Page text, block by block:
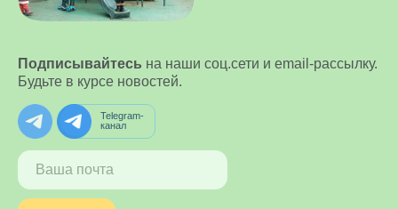
Подписывайтесь на наши соц.сети и email-рассылку.
Будьте в курсе новостей.
Telegram-
канал